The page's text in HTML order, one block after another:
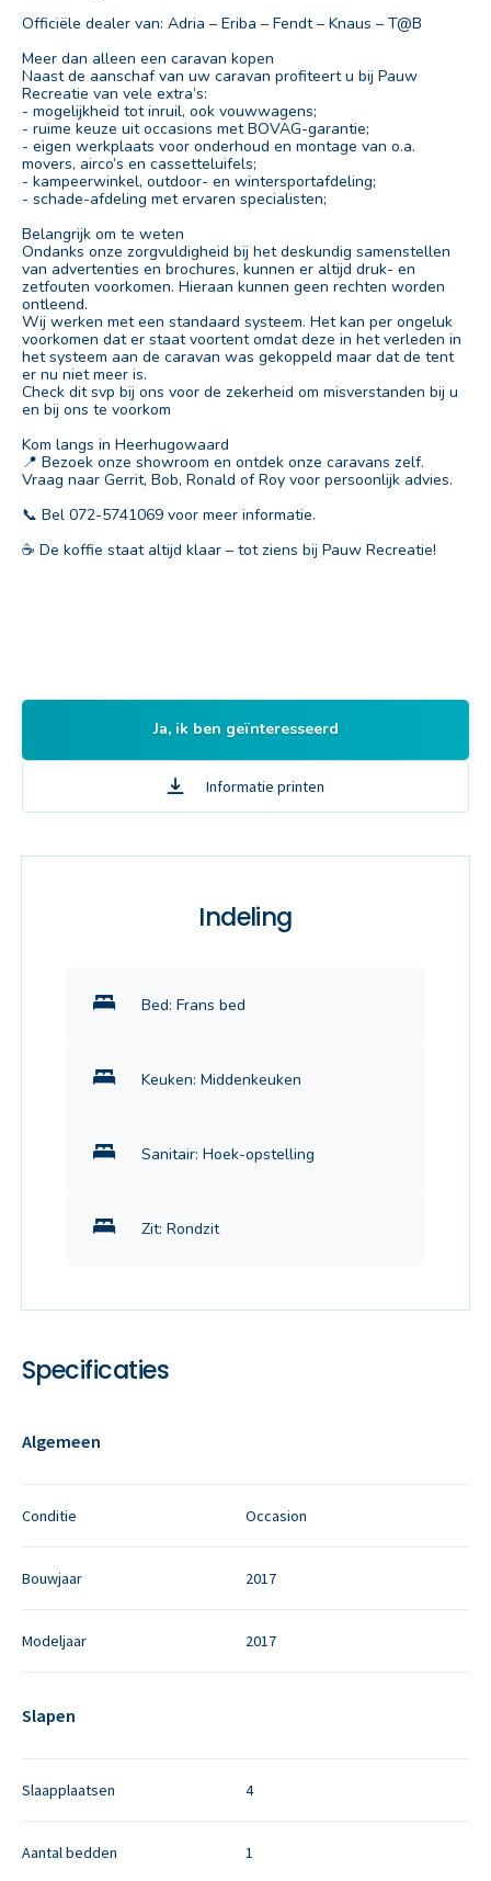
Officiële dealer van: Adria – Eriba – Fendt – Knaus – T@B
Meer dan alleen een caravan kopen
Naast de aanschaf van uw caravan profiteert u bij Pauw
Recreatie van vele extra’s:
- mogelijkheid tot inruil, ook vouwwagens;
- ruime keuze uit occasions met BOVAG-garantie;
- eigen werkplaats voor onderhoud en montage van o.a.
movers, airco’s en cassetteluifels;
- kampeerwinkel, outdoor- en wintersportafdeling;
- schade-afdeling met ervaren specialisten;
Belangrijk om te weten
Ondanks onze zorgvuldigheid bij het deskundig samenstellen
van advertenties en brochures, kunnen er altijd druk- en
zetfouten voorkomen. Hieraan kunnen geen rechten worden
ontleend.
Wij werken met een standaard systeem. Het kan per ongeluk
voorkomen dat er staat voortent omdat deze in het verleden in
het systeem aan de caravan was gekoppeld maar dat de tent
er nu niet meer is.
Check dit svp bij ons voor de zekerheid om misverstanden bij u
en bij ons te voorkom
Kom langs in Heerhugowaard
📍 Bezoek onze showroom en ontdek onze caravans zelf.
Vraag naar Gerrit, Bob, Ronald of Roy voor persoonlijk advies.
📞 Bel 072-5741069 voor meer informatie.
☕ De koffie staat altijd klaar – tot ziens bij Pauw Recreatie!
Ja, ik ben geïnteresseerd
Informatie printen
Indeling
Bed: Frans bed
Keuken: Middenkeuken
Sanitair: Hoek-opstelling
Zit: Rondzit
Specificaties
Algemeen
Conditie Occasion
Bouwjaar 2017
Modeljaar 2017
Slapen
Slaapplaatsen 4
Aantal bedden 1